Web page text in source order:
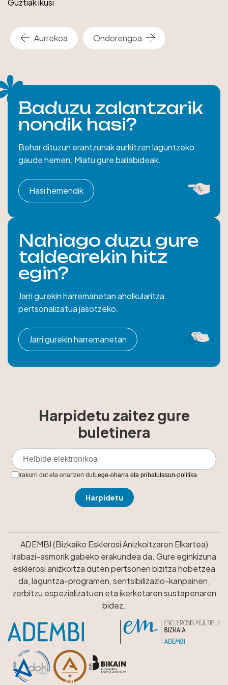
Aurrekoa Ondorengoa
Guztiak ikusi
Baduzu zalantzarik
nondik hasi?
Behar dituzun erantzunak aurkitzen laguntzeko
gaude hemen. Miatu gure baliabideak.
Hasi hemendik
Nahiago duzu gure
taldearekin hitz
egin?
Jarri gurekin harremanetan aholkularitza
pertsonalizatua jasotzeko.
Jarri gurekin harremanetan
Harpidetu zaitez gure
buletinera
Irakurri dut eta onartzen dutLege-oharra eta pribatutasun-politika
ADEMBI (Bizkaiko Esklerosi Anizkoitzaren Elkartea)
irabazi-asmorik gabeko erakundea da. Gure eginkizuna
esklerosi anizkoitza duten pertsonen bizitza hobetzea
da, laguntza-programen, sentsibilizazio-kanpainen,
zerbitzu espezializatuen eta ikerketaren sustapenaren
bidez.